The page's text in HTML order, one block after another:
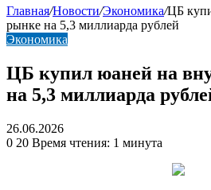
Главная/Новости/Экономика/ЦБ
рынке на 5,3 миллиарда рублей
Экономика
ЦБ купил юаней на
на 5,3 миллиарда
26.06.2026
0 20 Время чтения: 1 минута